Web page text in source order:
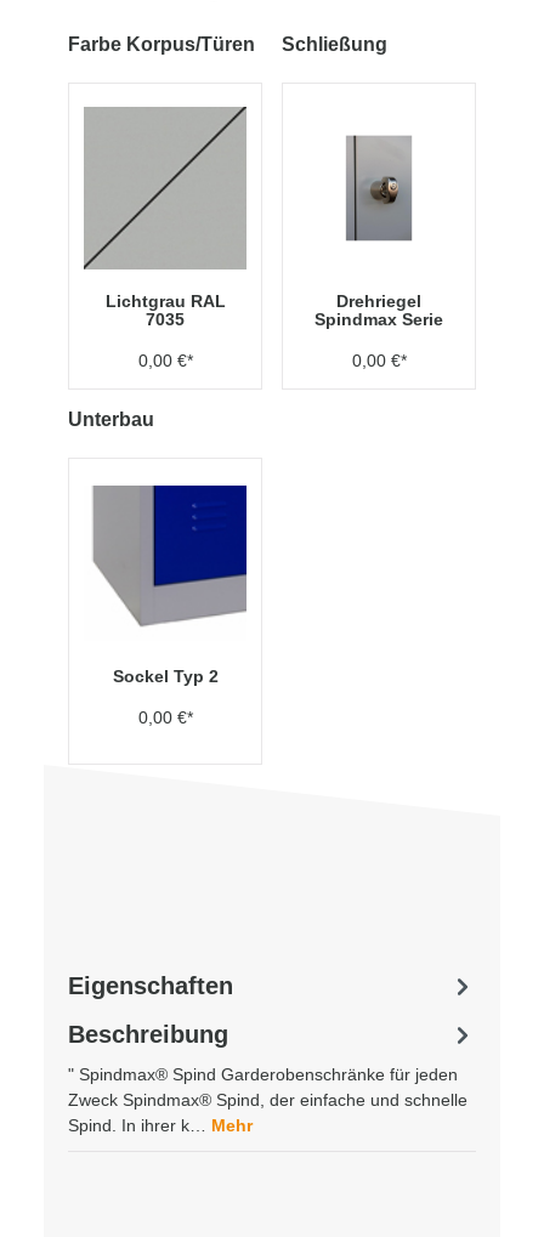
Farbe Korpus/Türen
Lichtgrau RAL
7035
0,00 €*
Schließung
Drehriegel
Spindmax Serie
0,00 €*
Unterbau
Sockel Typ 2
0,00 €*
Beschreibung
" Spindmax® Spind Garderobenschränke für jeden
Zweck Spindmax® Spind, der einfache und schnelle
Spind. In ihrer k… Mehr
Eigenschaften